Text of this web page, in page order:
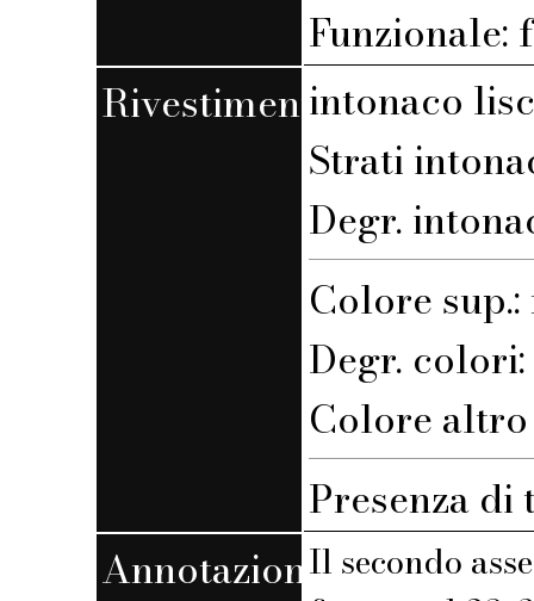
Funzionale:
Rivestimentointonaco
Strati
Degr.
Colore
Degr.
Colore altro
Presenza
AnnotazioniIl secondo